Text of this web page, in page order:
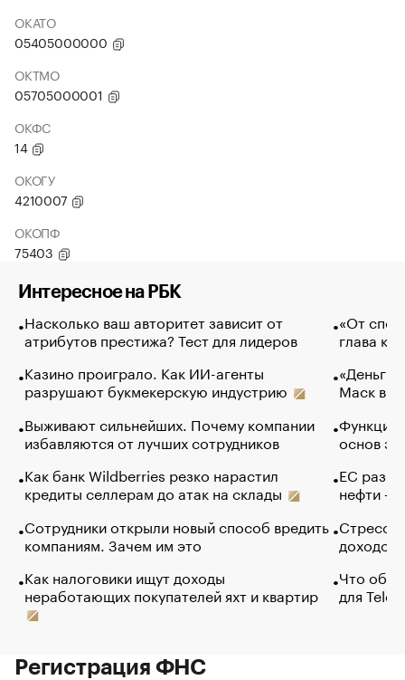
ОКАТО
05405000000
ОКТМО
05705000001
ОКФС
14
ОКОГУ
4210007
ОКОПФ
75403
Интересное на РБК
Насколько ваш авторитет зависит от
атрибутов престижа? Тест для лидеров
Казино проиграло. Как ИИ-агенты
разрушают букмекерскую индустрию
Выживают сильнейших. Почему компании
избавляются от лучших сотрудников
Как банк Wildberries резко нарастил
кредиты селлерам до атак на склады
Сотрудники открыли новый способ вредить
компаниям. Зачем им это
Как налоговики ищут доходы
неработающих покупателей яхт и квартир
«От
глава
«Деньги
Маск в
Функции
основ
ЕС
нефти —
Стресс
доходов
Что
для
Регистрация ФНС